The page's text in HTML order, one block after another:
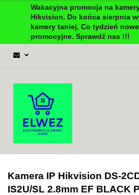
Wakacyjna promocja na
Hikvision. Do końca sierpnia
kamery taniej. Co tydzień
promocyjne. Sprawdź nas !!!
Kamera IP Hikvision DS-
IS2U/SL 2.8mm EF BLACK